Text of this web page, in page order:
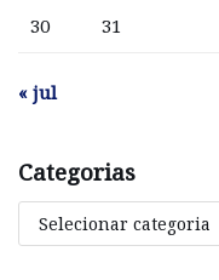
30 31
« jul
Categorias